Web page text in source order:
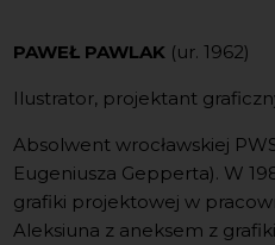
PAWEŁ PAWLAK (ur. 1962)
Ilustrator, projektant
Absolwent wrocławskiej
Eugeniusza Gepperta). W
grafiki projektowej w
Aleksiuna z aneksem z